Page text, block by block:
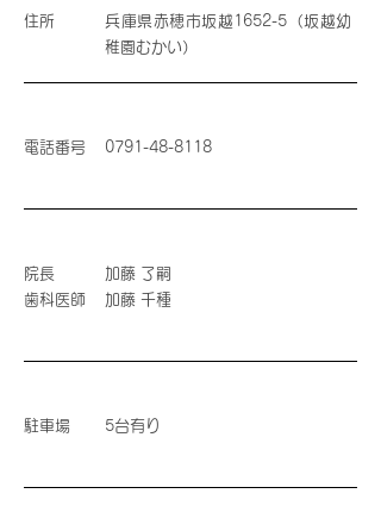
住所
兵庫県赤穂市坂越1652-5（坂越幼
稚園むかい）
電話番号 0791-48-8118
院長
​歯科医師
加藤 了嗣
​加藤 千種
駐車場 5台有り